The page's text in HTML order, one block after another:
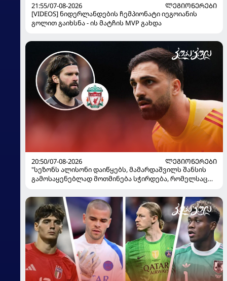
21:55/07-08-2026
ᲚᲔᲒᲘᲝᲜᲔᲠᲔᲑᲘ
[VIDEOS] ნიდერლანდების ჩემპიონატი იეგოიანის
გოლით გაიხსნა - ის მატჩის MVP გახდა
20:50/07-08-2026
ᲚᲔᲒᲘᲝᲜᲔᲠᲔᲑᲘ
"სეზონს ალისონი დაიწყებს, მამარდაშვილს შანსის
გამოსაყენებლად მოთმინება სჭირდება, რომელსაც
ყოფილმა მეკარემ